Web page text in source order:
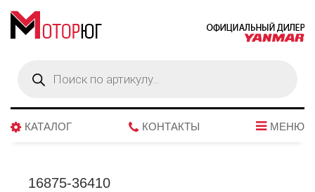
товаров
КАТАЛОГ КОНТАКТЫ МЕНЮ
16875-36410